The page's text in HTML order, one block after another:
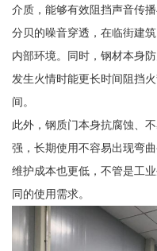
介质，能够有效阻挡声音传
分贝的噪音穿透，在临街建
内部环境。同时，钢材本身
发生火情时能更长时间阻挡
间。
此外，钢质门本身抗腐蚀、
强，长期使用不容易出现弯
维护成本也更低，不管是工
同的使用需求。